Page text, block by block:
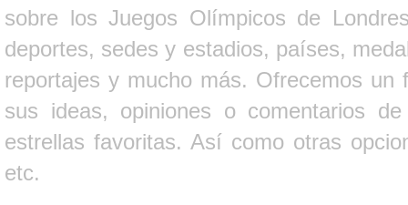
sobre los Juegos Olímpicos de
deportes, sedes y estadios, países,
reportajes y mucho más. Ofrecemos un
sus ideas, opiniones o comentarios
estrellas favoritas. Así como otras
etc.